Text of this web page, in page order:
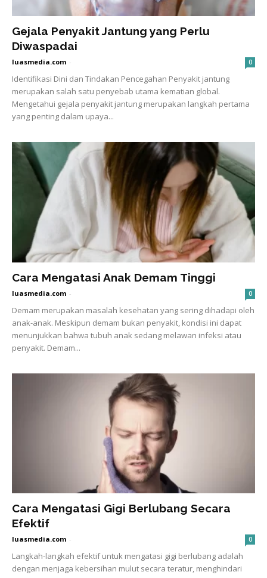
Gejala Penyakit Jantung yang Perlu
Diwaspadai
luasmedia.com - 0
Identifikasi Dini dan Tindakan Pencegahan Penyakit jantung
merupakan salah satu penyebab utama kematian global.
Mengetahui gejala penyakit jantung merupakan langkah pertama
yang penting dalam upaya...
Cara Mengatasi Anak Demam Tinggi
luasmedia.com - 0
Demam merupakan masalah kesehatan yang sering dihadapi oleh
anak-anak. Meskipun demam bukan penyakit, kondisi ini dapat
menunjukkan bahwa tubuh anak sedang melawan infeksi atau
penyakit. Demam...
Cara Mengatasi Gigi Berlubang Secara
Efektif
luasmedia.com - 0
Langkah-langkah efektif untuk mengatasi gigi berlubang adalah
dengan menjaga kebersihan mulut secara teratur, menghindari